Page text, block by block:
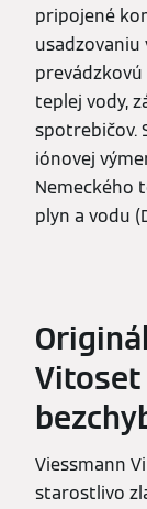
pripojené
usadzovaniu
teplej vody,
spotrebičov.
iónovej
Nemeckého
plyn a vodu
Viessmann
starostlivo